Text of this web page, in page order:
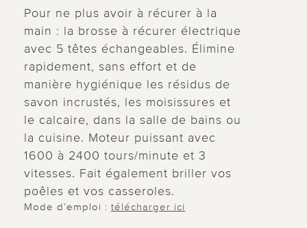
Pour ne plus avoir à récurer à la
main : la brosse à récurer électrique
avec 5 têtes échangeables. Élimine
rapidement, sans effort et de
manière hygiénique les résidus de
savon incrustés, les moisissures et
le calcaire, dans la salle de bains ou
la cuisine. Moteur puissant avec
1600 à 2400 tours/minute et 3
vitesses. Fait également briller vos
poêles et vos casseroles.
Mode d’emploi : télécharger ici